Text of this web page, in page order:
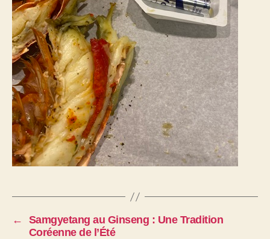
←
Samgyetang au Ginseng : Une Tradition
Coréenne de l’Été